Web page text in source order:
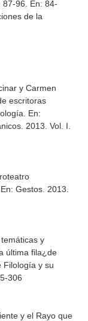
96. En: 84-
de la
y Carmen
escritoras
En:
. 2013. Vol. I.
En: Gestos. 2013.
y
última fila¿de
Filología y su
306
y el Rayo que